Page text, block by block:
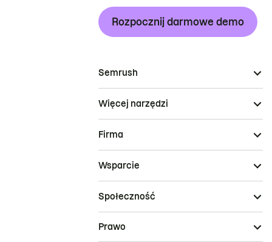
Rozpocznij darmowe demo
Semrush
Więcej narzędzi
Firma
Wsparcie
Społeczność
Prawo